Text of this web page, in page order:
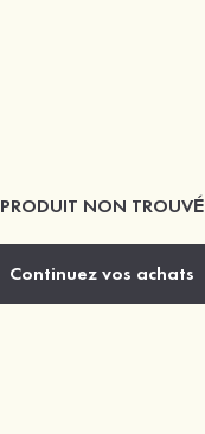
PRODUIT NON TROUVÉ
Continuez vos achats